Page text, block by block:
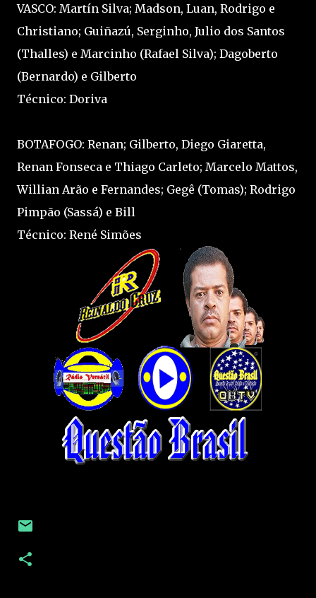
VASCO: Martín Silva; Madson, Luan, Rodrigo e
Christiano; Guiñazú, Serginho, Julio dos Santos
(Thalles) e Marcinho (Rafael Silva); Dagoberto
(Bernardo) e Gilberto
Técnico: Doriva
BOTAFOGO: Renan; Gilberto, Diego Giaretta,
Renan Fonseca e Thiago Carleto; Marcelo Mattos,
Willian Arão e Fernandes; Gegê (Tomas); Rodrigo
Pimpão (Sassá) e Bill
Técnico: René Simões